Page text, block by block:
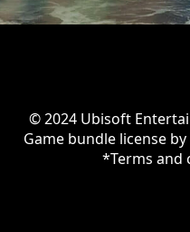
© 2024 Ubisoft
Game bundle license
*Terms and